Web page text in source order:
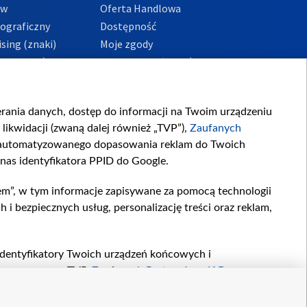
(znaki)
Oferta Handlowa
Dostępność
Moje zgody
Procedura zgłoszeń
danych, dostęp do informacji na Twoim urządzeniu
(zwaną dalej również „TVP”), Zaufanych
dopasowania reklam do Twoich
identyfikatora PPID do Google.
w tym informacje zapisywane za pomocą technologii
usług, personalizację treści oraz reklam,
Twoich urządzeń końcowych i
przez TVP, Zaufanych Partnerów z IAB